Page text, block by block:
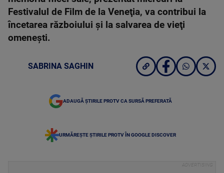
Festivalul de Film de la Veneţia, va contribui la
încetarea războiului şi la salvarea de vieţi
omeneşti.
SABRINA SAGHIN
ADAUGĂ ȘTIRILE PROTV CA SURSĂ PREFERATĂ
URMĂREȘTE ȘTIRILE PROTV ÎN GOOGLE DISCOVER